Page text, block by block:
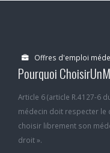
Offres d'emploi
Pourquoi
Article 6 (article R.4127-6
médecin doit respecter
choisir librement son
droit ».